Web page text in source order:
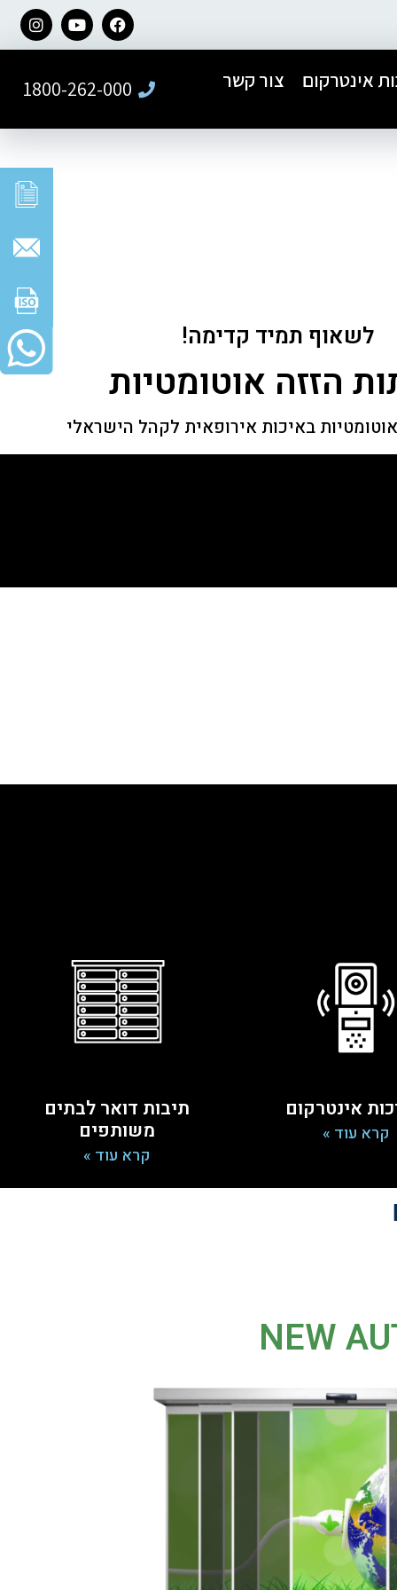
אינטרקום צור קשר 1800-262-000
לשאוף תמיד קדימה!
הזזה אוטומטיות
באיכות אירופאית לקהל הישראלי
אינטרקום
קרא עוד »
תיבות דואר לבתים
משותפים
קרא עוד »
NEW